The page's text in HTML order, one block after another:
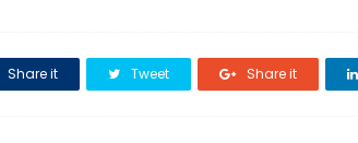
Share it Tweet Share it